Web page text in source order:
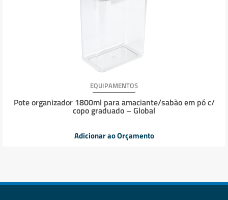
EQUIPAMENTOS
Pote organizador 1800ml para amaciante/sabão em pó c/
copo graduado – Global
Adicionar ao Orçamento